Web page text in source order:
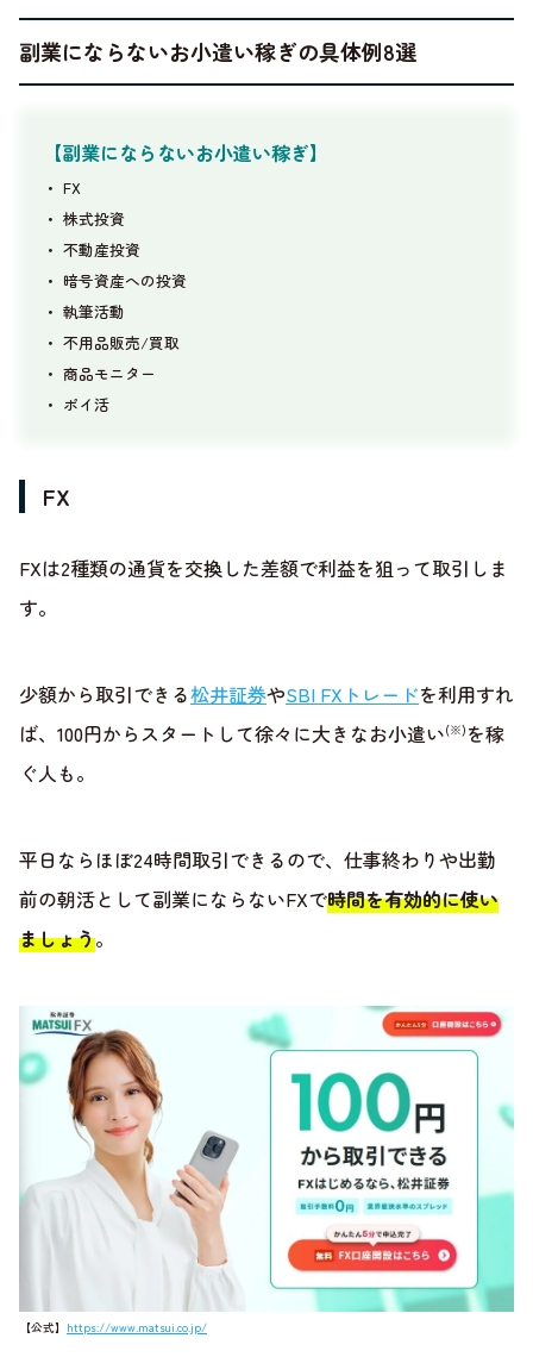
副業にならないお小遣い稼ぎの具体例8選
【副業にならないお小遣い稼ぎ】
・ FX
・ 株式投資
・ 不動産投資
・ 暗号資産への投資
・ 執筆活動
・ 不用品販売/買取
・ 商品モニター
・ ポイ活
FX
FXは2種類の通貨を交換した差額で利益を狙って取引しま
す。
少額から取引できる松井証券やSBI FXトレードを利用すれ
ば、100円からスタートして徐々に大きなお小遣い(※) を稼
ぐ人も。
平日ならほぼ24時間取引できるので、仕事終わりや出勤
前の朝活として副業にならないFXで時間を有効的に使い
ましょう。
【公式】 https://www.matsui.co.jp/